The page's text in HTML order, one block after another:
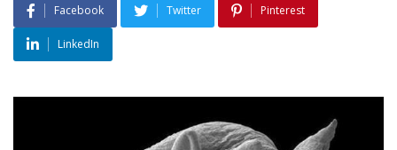
Facebook Twitter Pinterest
LinkedIn